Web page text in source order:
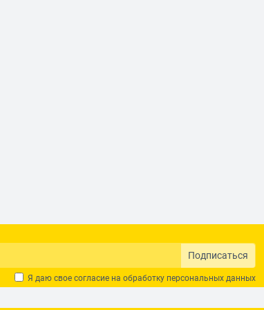
Подписаться
Я даю свое согласие на обработку персональных данных